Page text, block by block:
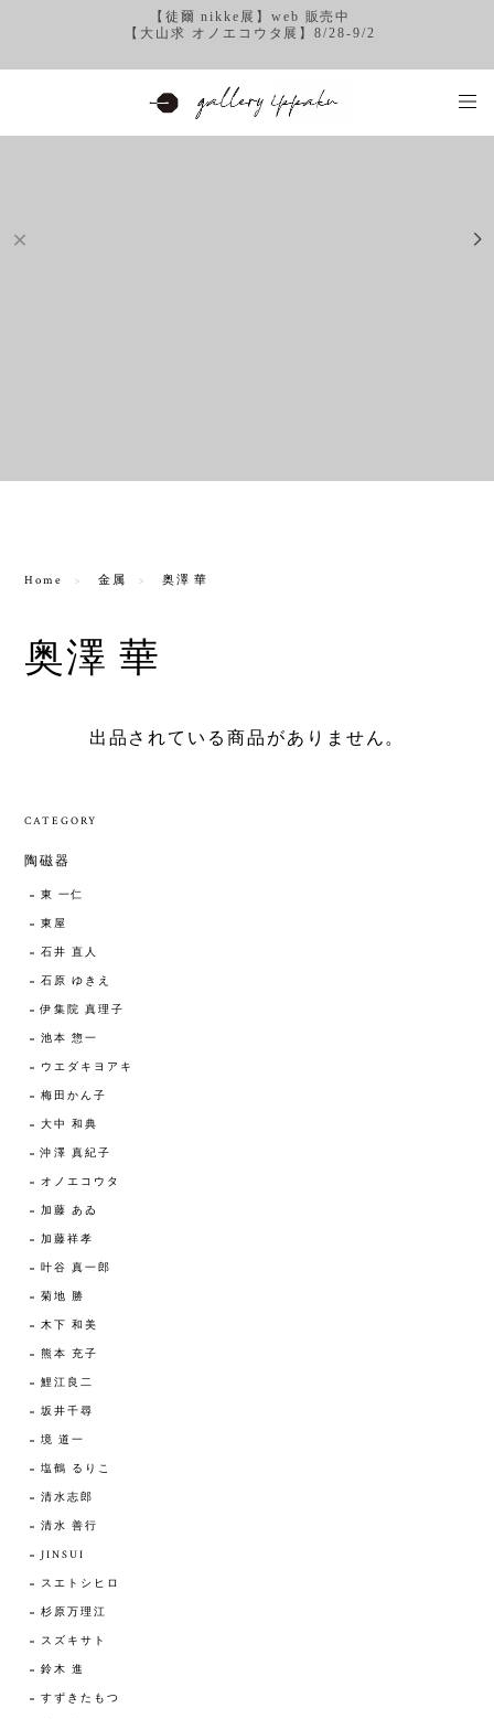
【徒爾 nikke展】web 販売中
【大山求 オノエコウタ展】8/28-9/2
Home 金属 奥澤 華
奥澤 華
出品されている商品がありません。
CATEGORY
陶磁器
東 一仁
東屋
石井 直人
石原 ゆきえ
伊集院 真理子
池本 惣一
ウエダキヨアキ
梅田かん子
大中 和典
沖澤 真紀子
オノエコウタ
加藤 あゐ
加藤祥孝
叶谷 真一郎
菊地 勝
木下 和美
熊本 充子
鯉江良二
坂井千尋
境 道一
塩鶴 るりこ
清水志郎
清水 善行
JINSUI
スエトシヒロ
杉原万理江
スズキサト
鈴木 進
すずきたもつ